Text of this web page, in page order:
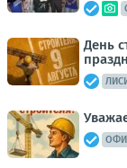
День